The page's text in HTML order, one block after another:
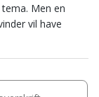
Men en
vil have